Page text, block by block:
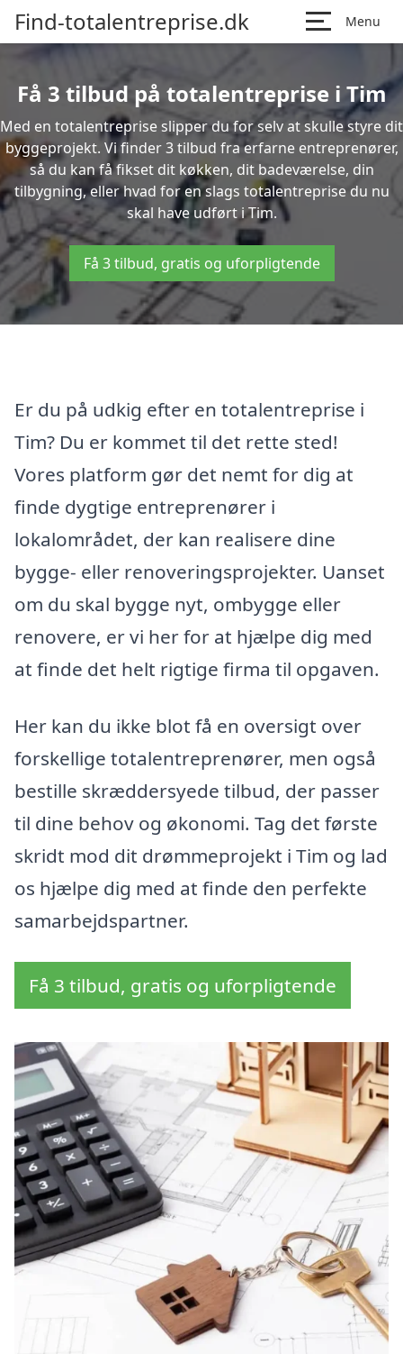
Find-totalentreprise.dk Menu
Få 3 tilbud på totalentreprise i Tim
Med en totalentreprise slipper du for selv at skulle styre dit
byggeprojekt. Vi finder 3 tilbud fra erfarne entreprenører,
så du kan få fikset dit køkken, dit badeværelse, din
tilbygning, eller hvad for en slags totalentreprise du nu
skal have udført i Tim.
Få 3 tilbud, gratis og uforpligtende
Er du på udkig efter en totalentreprise i
Tim? Du er kommet til det rette sted!
Vores platform gør det nemt for dig at
finde dygtige entreprenører i
lokalområdet, der kan realisere dine
bygge- eller renoveringsprojekter. Uanset
om du skal bygge nyt, ombygge eller
renovere, er vi her for at hjælpe dig med
at finde det helt rigtige firma til opgaven.
Her kan du ikke blot få en oversigt over
forskellige totalentreprenører, men også
bestille skræddersyede tilbud, der passer
til dine behov og økonomi. Tag det første
skridt mod dit drømmeprojekt i Tim og lad
os hjælpe dig med at finde den perfekte
samarbejdspartner.
Få 3 tilbud, gratis og uforpligtende